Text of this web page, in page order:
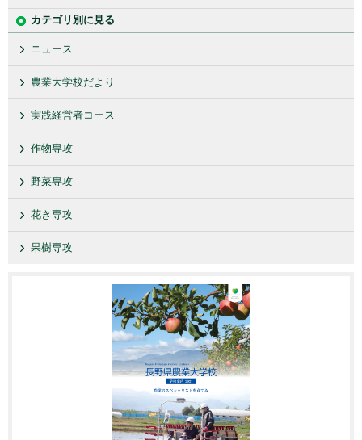
カテゴリ別に見る
ニュース
農業大学校だより
実践経営者コース
作物専攻
野菜専攻
花き専攻
果樹専攻